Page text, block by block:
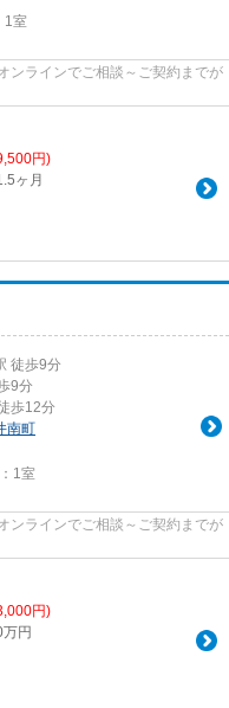
1室
ンラインでご相談～ご契約までが
円)
ヶ月
徒歩9分
9分
歩12分
南町
1室
ンラインでご相談～ご契約までが
円)
円